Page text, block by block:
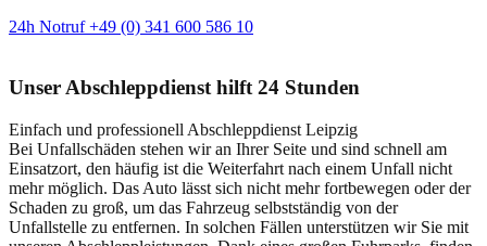
24h Notruf +49 (0) 341 600 586 10
Unser Abschleppdienst hilft 24 Stunden
Einfach und professionell Abschleppdienst Leipzig
Bei Unfallschäden stehen wir an Ihrer Seite und sind schnell am
Einsatzort, den häufig ist die Weiterfahrt nach einem Unfall nicht
mehr möglich. Das Auto lässt sich nicht mehr fortbewegen oder der
Schaden zu groß, um das Fahrzeug selbstständig von der
Unfallstelle zu entfernen. In solchen Fällen unterstützen wir Sie mit